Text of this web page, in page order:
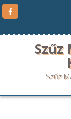
Szűz
Szűz